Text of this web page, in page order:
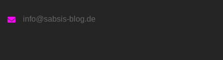
info@sabsis-blog.de